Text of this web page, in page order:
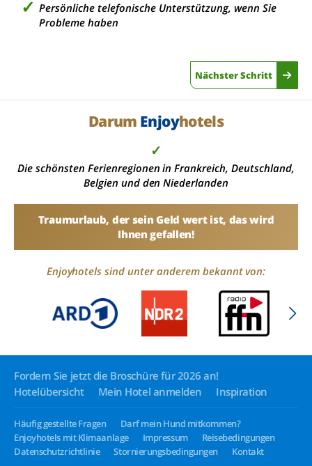
Persönliche telefonische Unterstützung, wenn Sie
Probleme haben
Nächster Schritt
Darum Enjoyhotels
✓
Die schönsten Ferienregionen in Frankreich, Deutschland,
Belgien und den Niederlanden
Traumurlaub, der sein Geld wert ist, das wird
Ihnen gefallen!
Enjoyhotels sind unter anderem bekannt von:
Fordern Sie jetzt die Broschüre für 2026 an!
Hotelübersicht
Mein Hotel anmelden Inspiration
Häufig gestellte Fragen
Darf mein Hund mitkommen?
Enjoyhotels mit Klimaanlage
Impressum
Reisebedingungen
Datenschutzrichtlinie
Stornierungsbedingungen Kontakt